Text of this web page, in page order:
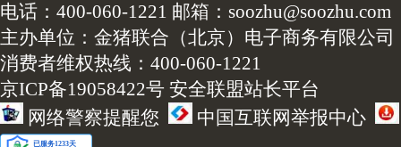
电话：400-060-1221 邮箱：soozhu@soozhu.com
主办单位：金猪联合（北京）电子商务有限公司
消费者维权热线：400-060-1221
京ICP备19058422号 安全联盟站长平台
网络警察提醒您
中国互联网举报中心